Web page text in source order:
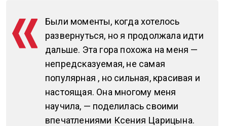
Были моменты, когда хотелось
развернуться, но я продолжала идти
дальше. Эта гора похожа на меня —
непредсказуемая, не самая
популярная , но сильная, красивая и
настоящая. Она многому меня
научила, — поделилась своими
впечатлениями Ксения Царицына.